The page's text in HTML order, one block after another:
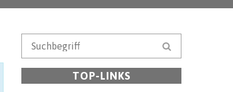
Suchbegriff
TOP-LINKS